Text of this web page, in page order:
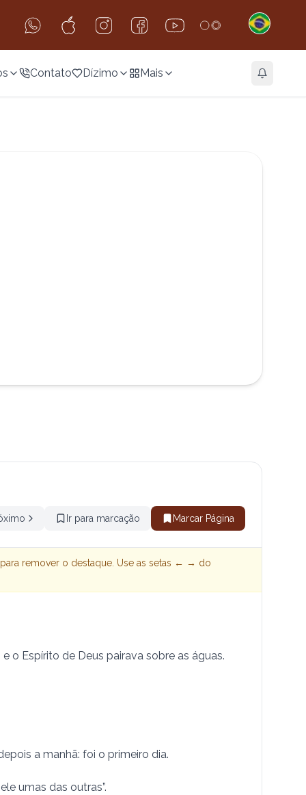
Contato Dízimo Mais
Ir para marcação Marcar Página
remover o destaque. Use as setas ← → do
o Espírito de Deus pairava sobre as águas.
a manhã: foi o primeiro dia.
umas das ou­tras”.